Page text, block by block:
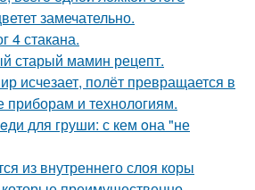
замечательно.
4 стакана.
старый мамин рецепт.
исчезает, полёт превращается в
и технологиям.
для груши: с кем oна "не
из внутреннего слоя коры